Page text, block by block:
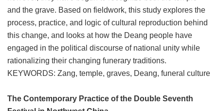
and the grave. Based on fieldwork, this study explores the
process, practice, and logic of cultural reproduction behind
this change, and looks at how the Deang people have
engaged in the political discourse of national unity while
rationalizing their changing funerary traditions.
KEYWORDS: Zang, temple, graves, Deang, funeral culture
The Contemporary Practice of the Double Seventh